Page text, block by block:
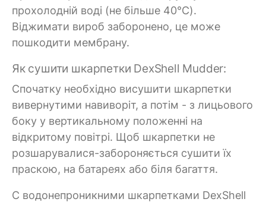
прохолодній воді (не більше 40°C).
Віджимати вироб заборонено, це може
пошкодити мембрану.
Як сушити шкарпетки DexShell Mudder:
Спочатку необхідно висушити шкарпетки
вивернутими навиворіт, а потім - з лицьового
боку у вертикальному положенні на
відкритому повітрі. Щоб шкарпетки не
розшарувалися-забороняється сушити їх
праскою, на батареях або біля багаття.
C водонепроникними шкарпетками DexShell